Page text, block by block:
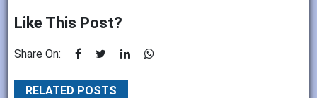
Like This Post?
Share On:
RELATED POSTS